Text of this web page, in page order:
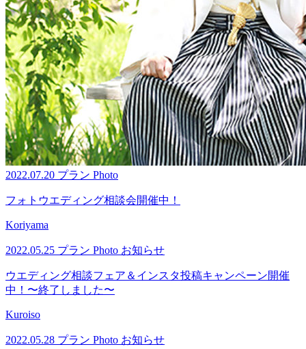
2022.07.20 プラン Photo
フォトウエディング相談会開催中！
Koriyama
2022.05.25 プラン Photo お知らせ
ウエディング相談フェア＆インスタ投稿キャンペーン開催
中！〜終了しました〜
Kuroiso
2022.05.28 プラン Photo お知らせ